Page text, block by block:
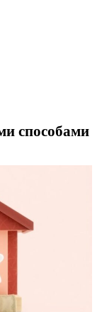
способами